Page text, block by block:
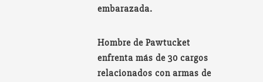
embarazada.
Hombre de Pawtucket
enfrenta más de 30 cargos
relacionados con armas de